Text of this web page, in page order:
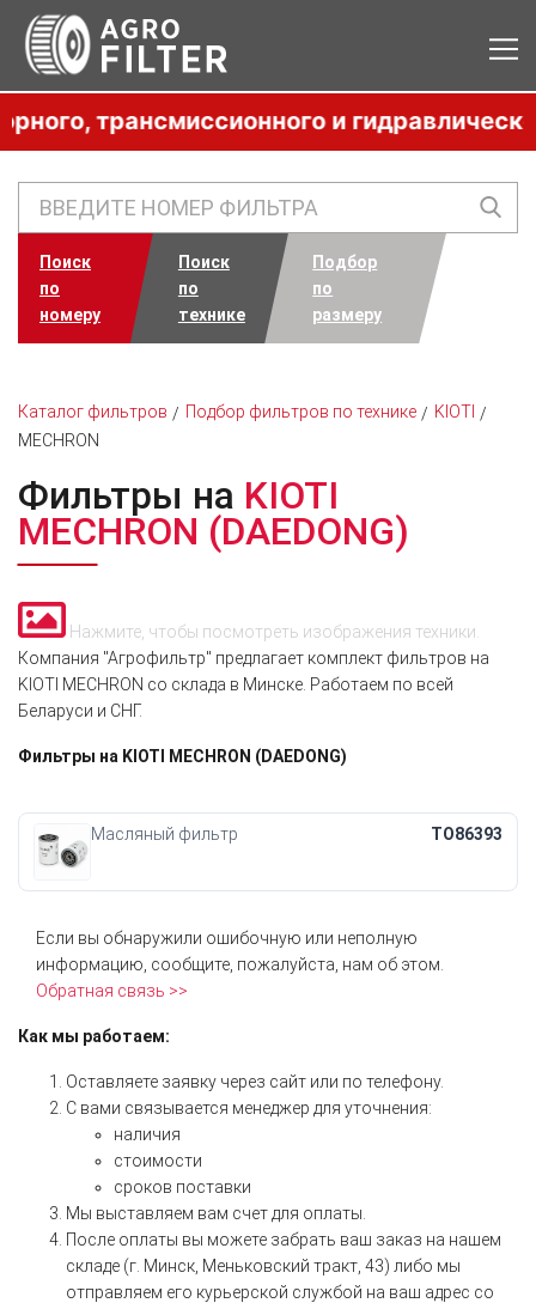
трансмиссионного и
Поиск
по
номеру
Поиск
по
технике
Подбор
по
размеру
Каталог фильтров Подбор фильтров по технике
KIOTI
MECHRON
Фильтры на KIOTI
MECHRON (DAEDONG)
Нажмите, чтобы посмотреть изображения техники.
Компания "Агрофильтр" предлагает комплект фильтров на
KIOTI MECHRON со склада в Минске. Работаем по всей
Беларуси и СНГ.
Фильтры на KIOTI MECHRON (DAEDONG)
Масляный фильтр TO86393
Если вы обнаружили ошибочную или неполную
информацию, сообщите, пожалуйста, нам об этом.
Обратная связь >>
Как мы работаем:
Оставляете заявку через сайт или по телефону.
С вами связывается менеджер для уточнения:
наличия
стоимости
сроков поставки
Мы выставляем вам счет для оплаты.
После оплаты вы можете забрать ваш заказ на нашем
складе (г. Минск, Меньковский тракт, 43) либо мы
отправляем его курьерской службой на ваш адрес со